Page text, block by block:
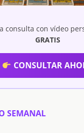
consulta con vídeo
GRATIS
CONSULTAR
SEMANAL